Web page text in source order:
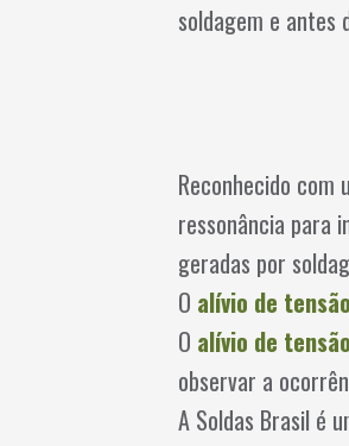
soldagem e antes
Reconhecido
ressonância para
geradas por
O alívio de
O alívio de
observar a
A Soldas Brasil é